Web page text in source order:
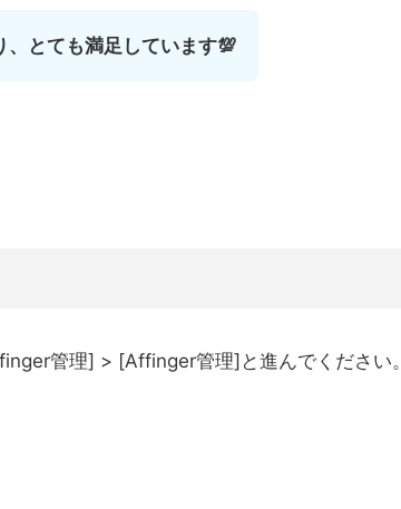
とても満足しています💯
管理] > [Affinger管理]と進んでください。